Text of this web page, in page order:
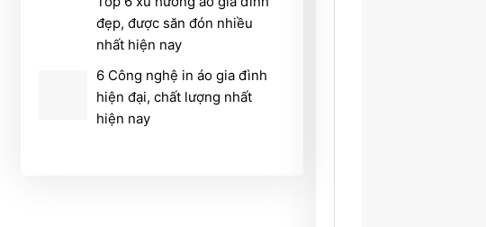
đẹp, được săn đón nhiều
nhất hiện nay
6 Công nghệ in áo gia đình
hiện đại, chất lượng nhất
hiện nay